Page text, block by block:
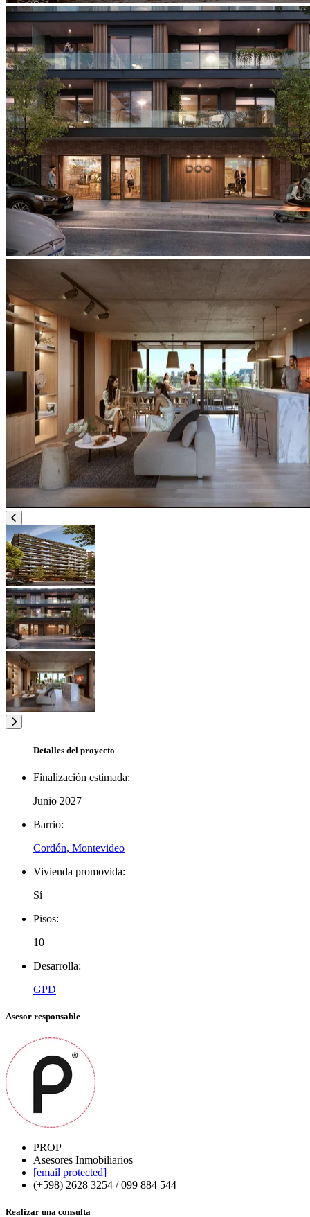
Detalles del proyecto
Finalización estimada:
Junio 2027
Barrio:
Cordón, Montevideo
Vivienda promovida:
Sí
Pisos:
10
Desarrolla:
GPD
Asesor responsable
PROP
Asesores Inmobiliarios
[email protected]
(+598) 2628 3254 / 099 884 544
Realizar una consulta